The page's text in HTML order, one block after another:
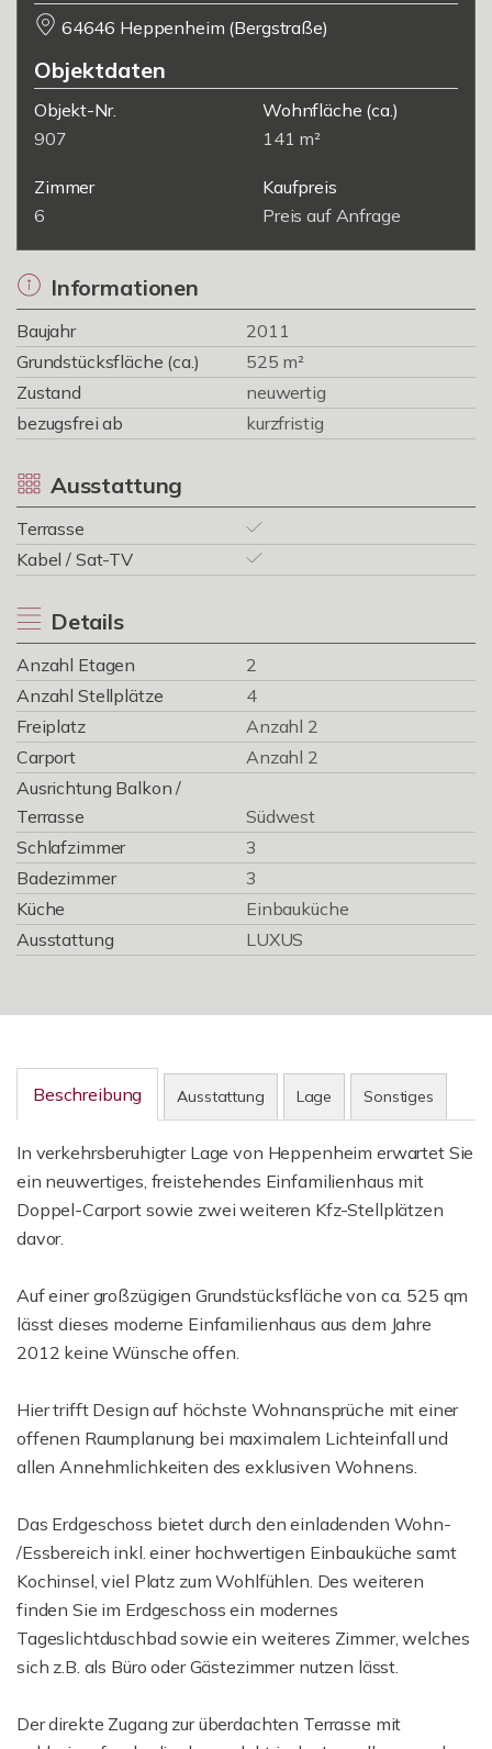
64646 Heppenheim (Bergstraße)
Objektdaten
Objekt-Nr.
907
Wohnfläche (ca.)
141 m²
Zimmer
6
Kaufpreis
Preis auf Anfrage
Informationen
Baujahr
2011
Grundstücksfläche (ca.)
525 m²
Zustand
neuwertig
bezugsfrei ab
kurzfristig
Ausstattung
Terrasse
Kabel / Sat-TV
Details
Anzahl Etagen
2
Anzahl Stellplätze
4
Freiplatz
Anzahl 2
Carport
Anzahl 2
Ausrichtung Balkon /
Terrasse
Südwest
Schlafzimmer
3
Badezimmer
3
Küche
Einbauküche
Ausstattung
LUXUS
Beschreibung Ausstattung Lage Sonstiges
In verkehrsberuhigter Lage von Heppenheim erwartet Sie
ein neuwertiges, freistehendes Einfamilienhaus mit
Doppel-Carport sowie zwei weiteren Kfz-Stellplätzen
davor.
Auf einer großzügigen Grundstücksfläche von ca. 525 qm
lässt dieses moderne Einfamilienhaus aus dem Jahre
2012 keine Wünsche offen.
Hier trifft Design auf höchste Wohnansprüche mit einer
offenen Raumplanung bei maximalem Lichteinfall und
allen Annehmlichkeiten des exklusiven Wohnens.
Das Erdgeschoss bietet durch den einladenden Wohn-
/Essbereich inkl. einer hochwertigen Einbauküche samt
Kochinsel, viel Platz zum Wohlfühlen. Des weiteren
finden Sie im Erdgeschoss ein modernes
Tageslichtduschbad sowie ein weiteres Zimmer, welches
sich z.B. als Büro oder Gästezimmer nutzen lässt.
Der direkte Zugang zur überdachten Terrasse mit